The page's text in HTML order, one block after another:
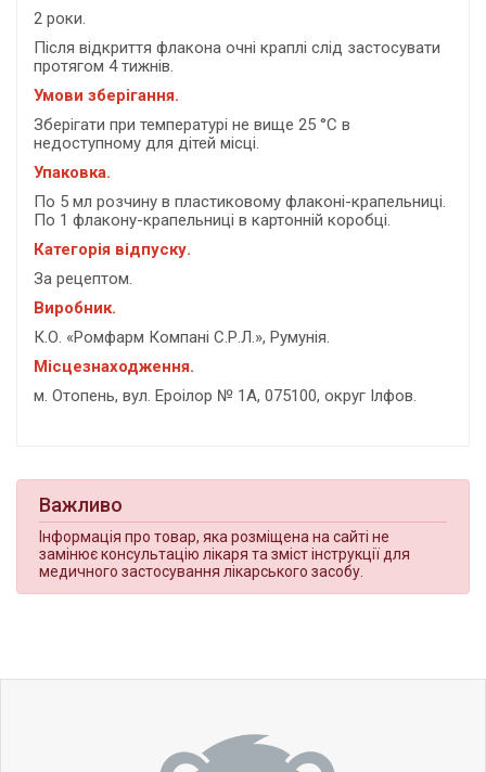
2 роки.
Після відкриття флакона очні краплі слід застосувати
протягом 4 тижнів.
Умови зберігання.
Зберігати при температурі не вище 25 °C в
недоступному для дітей місці.
Упаковка.
По 5 мл розчину в пластиковому флаконі-крапельниці.
По 1 флакону-крапельниці в картонній коробці.
Категорія відпуску.
За рецептом.
Виробник.
К.О. «Ромфарм Компані С.Р.Л.», Румунія.
Місцезнаходження.
м. Отопень, вул. Ероілор № 1А, 075100, округ Ілфов.
Важливо
Інформація про товар, яка розміщена на сайті не
замінює консультацію лікаря та зміст інструкції для
медичного застосування лікарського засобу.